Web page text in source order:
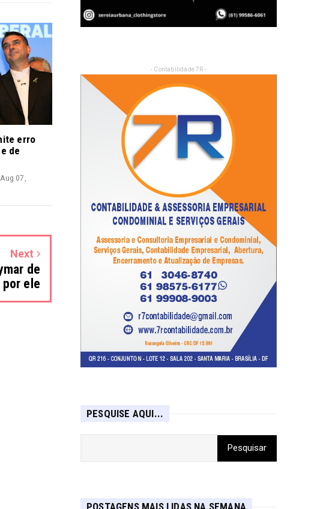
erro
de
07,
Next
de
por ele
- Contabilidade 7R -
PESQUISE AQUI...